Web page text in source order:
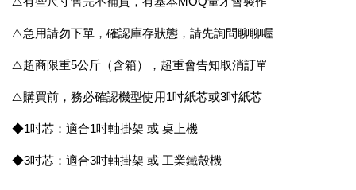
⚠️急用請勿下單，確認庫存狀態，請先詢問聊聊喔
⚠️超商限重5公斤（含箱），超重會告知取消訂單
⚠️購買前，務必確認機型使用1吋紙芯或3吋紙芯
◆1吋芯：適合1吋軸掛架 或 桌上機
◆3吋芯：適合3吋軸掛架 或 工業鐵殼機